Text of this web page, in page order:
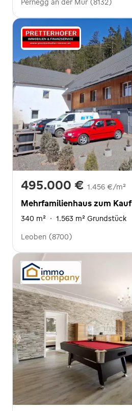
Pernegg an der Mur (8132)
495.000 € 1.456 €/m²
Mehrfamilienhaus zum Kauf
340 m² · 1.563 m² Grundstück
Leoben (8700)